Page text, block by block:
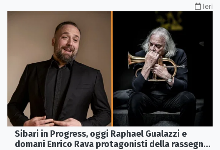
Ieri
Sibari in Progress, oggi Raphael Gualazzi e
domani Enrico Rava protagonisti della rassegna